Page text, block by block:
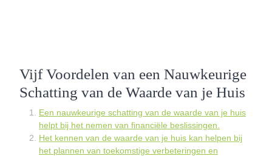
Vijf Voordelen van een Nauwkeurige
Schatting van de Waarde van je Huis
Een nauwkeurige schatting van de waarde van je huis
helpt bij het nemen van financiële beslissingen.
Het kennen van de waarde van je huis kan helpen bij
het plannen van toekomstige verbeteringen en